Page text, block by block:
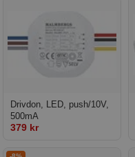
Drivdon, LED, push/10V,
500mA
379 kr